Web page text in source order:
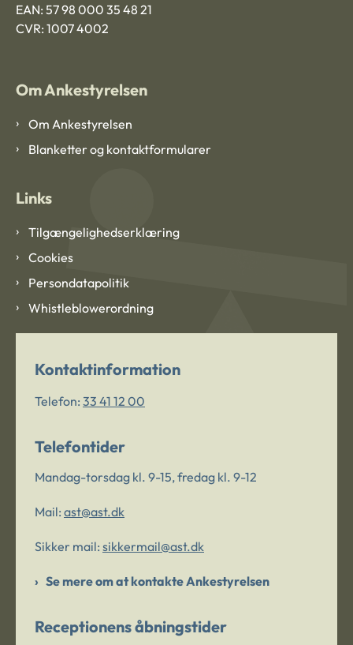
EAN: 57 98 000 35 48 21
CVR: 1007 4002
Om Ankestyrelsen
Om Ankestyrelsen
Blanketter og kontaktformularer
Links
Tilgængelighedserklæring
Cookies
Persondatapolitik
Whistleblowerordning
Kontaktinformation
Telefon: 33 41 12 00
Telefontider
Mandag-torsdag kl. 9-15, fredag kl. 9-12
Mail: ast@ast.dk
Sikker mail: sikkermail@ast.dk
Se mere om at kontakte Ankestyrelsen
Receptionens åbningstider